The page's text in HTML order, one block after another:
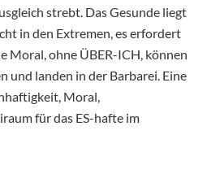
strebt. Das Gesunde liegt
in den Extremen, es erfordert
Moral, ohne ÜBER-ICH, können
und landen in der Barbarei. Eine
Moral,
für das ES-hafte im